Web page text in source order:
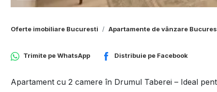
Oferte imobiliare Bucuresti Apartamente de vânzare
Trimite peWhatsApp Distribuie pe Facebook
Apartament cu 2 camere în Drumul Taberei – Ideal